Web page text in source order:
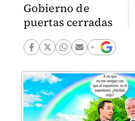
Gobierno de
puertas cerradas